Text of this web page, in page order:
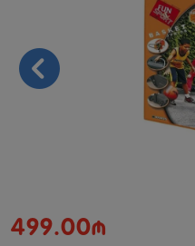
499.00₼